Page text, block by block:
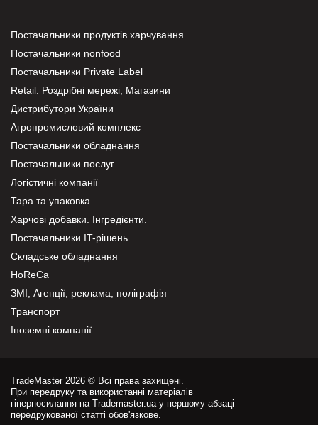
Постачальники продуктів харчування
Постачальники nonfood
Постачальники Private Label
Retail. Роздрібні мережі, Магазини
Дистрибутори України
Агропромисловий комплекс
Постачальники обладнання
Постачальники послуг
Логістичні компанії
Тара та упаковка
Харчові добавки. Інгредієнти.
Постачальники IT-рішень
Складське обладнання
HoReCa
ЗМІ, Агенції, реклама, поліграфія
Транспорт
Іноземні компанії
TradeMaster 2026 © Всі права захищені.
При передруку та використанні матеріалів
гіперпосилання на Trademaster.ua у першому абзаці
передрукованої статті обов'язкове.